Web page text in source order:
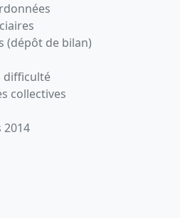
(dépôt de bilan)
difficulté
collectives
2014